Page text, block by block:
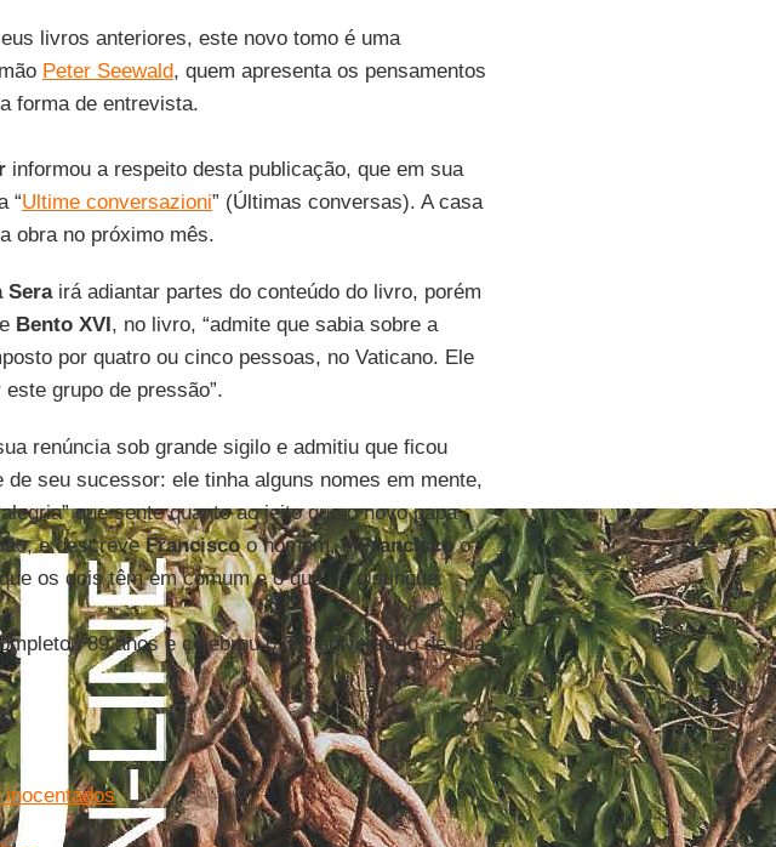
livros anteriores, este novo tomo é uma
Peter Seewald, quem apresenta os pensamentos
forma de entrevista.
informou a respeito desta publicação, que em sua
“Ultime conversazioni” (Últimas conversas). A casa
obra no próximo mês.
Serairá adiantar partes do conteúdo do livro, porém
Bento XVI, no livro, “admite que sabia sobre a
por quatro ou cinco pessoas, no Vaticano. Ele
grupo de pressão”.
renúncia sob grande sigilo e admitiu que ficou
de seu sucessor: ele tinha alguns nomes em mente,
que sente quanto ao jeito que o novo papa
e descreveFranciscoo homem, eFranciscoo
os dois têm em comum e o que os distingue.
89 anos e celebrou o 65º aniversário de sua